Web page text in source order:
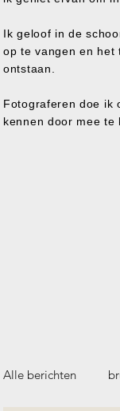
Ik geloof in de
op te vangen en het
ontstaan.
Fotograferen doe ik
kennen door mee
Alle berichten